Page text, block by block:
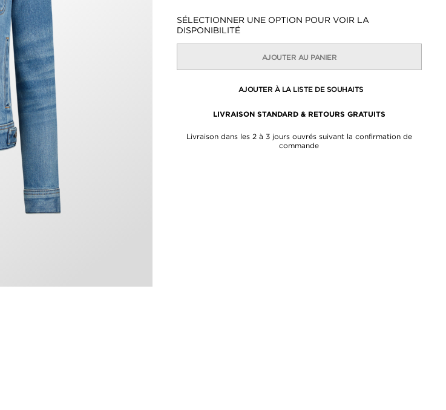
Disponibilité:
SÉLECTIONNER UNE OPTION POUR VOIR LA
DISPONIBILITÉ
AJOUTER AU PANIER
AJOUTER À LA LISTE DE SOUHAITS
LIVRAISON STANDARD & RETOURS GRATUITS
Livraison dans les 2 à 3 jours ouvrés suivant la confirmation de
commande